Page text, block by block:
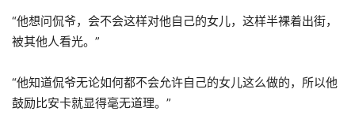
“他想问侃爷，会不会这样对他自己的女儿，这样半裸着出街，
被其他人看光。”
“他知道侃爷无论如何都不会允许自己的女儿这么做的，所以他
鼓励比安卡就显得毫无道理。”